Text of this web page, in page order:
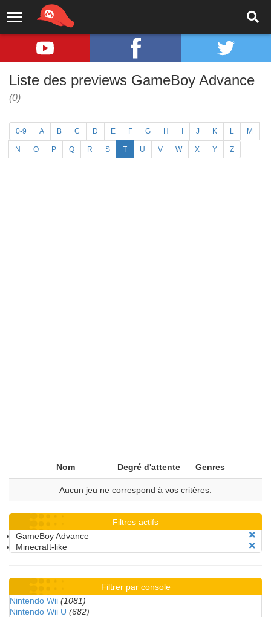
Liste des previews GameBoy Advance
(0)
0-9 A B C D E F G H J K L M
N O P Q R S T U V W X Y Z
Nom Degré d'attente Genres
Aucun jeu ne correspond à vos critères.
Filtres actifs
GameBoy Advance
Minecraft-like
Filtrer par console
Nintendo Wii (1081)
Nintendo Wii U (682)